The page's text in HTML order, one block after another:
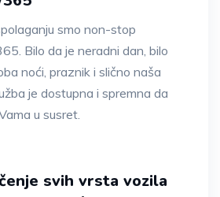
smo non-stop
Bilo da je neradni dan, bilo
noći, praznik i slično naša
je dostupna i spremna da
u susret.
svih vrsta vozila